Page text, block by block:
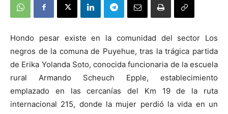
Hondo pesar existe en la comunidad del sector Los
negros de la comuna de Puyehue, tras la trágica partida
de Erika Yolanda Soto, conocida funcionaria de la escuela
rural Armando Scheuch Epple, establecimiento
emplazado en las cercanías del Km 19 de la ruta
internacional 215, donde la mujer perdió la vida en un